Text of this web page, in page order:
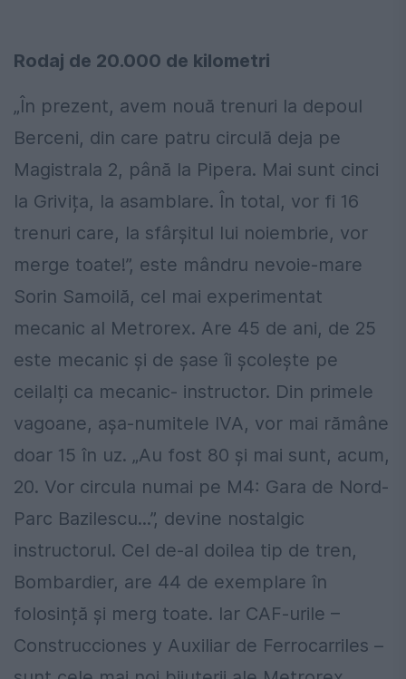
Rodaj de 20.000 de kilometri
„În prezent, avem nouă trenuri la depoul
Berceni, din care patru circulă deja pe
Magistrala 2, până la Pipera. Mai sunt cinci
la Grivița, la asamblare. În total, vor fi 16
trenuri care, la sfârșitul lui noiembrie, vor
merge toate!”, este mândru nevoie-mare
Sorin Samoilă, cel mai experimentat
mecanic al Metrorex. Are 45 de ani, de 25
este mecanic și de șase îi școlește pe
ceilalți ca mecanic- instructor. Din primele
vagoane, așa-numitele IVA, vor mai rămâne
doar 15 în uz. „Au fost 80 și mai sunt, acum,
20. Vor circula numai pe M4: Gara de Nord-
Parc Bazilescu...”, devine nostalgic
instructorul. Cel de-al doilea tip de tren,
Bombardier, are 44 de exemplare în
folosință și merg toate. Iar CAF-urile –
Construcciones y Auxiliar de Ferrocarriles –